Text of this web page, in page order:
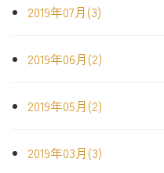
2019年07月(3)
2019年06月(2)
2019年05月(2)
2019年03月(3)